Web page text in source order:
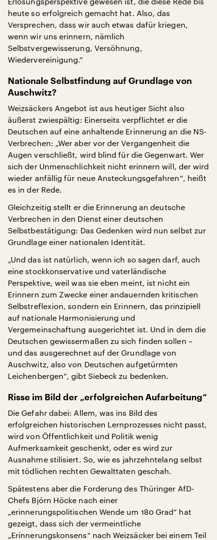
heute so erfolgreich gemacht hat. Also, das
Versprechen, dass wir auch etwas dafür kriegen,
wenn wir uns erinnern, nämlich
Selbstvergewisserung, Versöhnung,
Wiedervereinigung.“
Nationale Selbstfindung auf Grundlage von
Auschwitz?
Weizsäckers Angebot ist aus heutiger Sicht also
äußerst zwiespältig: Einerseits verpflichtet er die
Deutschen auf eine anhaltende Erinnerung an die NS-
Verbrechen: „Wer aber vor der Vergangenheit die
Augen verschließt, wird blind für die Gegenwart. Wer
sich der Unmenschlichkeit nicht erinnern will, der wird
wieder anfällig für neue Ansteckungsgefahren“, heißt
es in der Rede.
Gleichzeitig stellt er die Erinnerung an deutsche
Verbrechen in den Dienst einer deutschen
Selbstbestätigung: Das Gedenken wird nun selbst zur
Grundlage einer nationalen Identität.
„Und das ist natürlich, wenn ich so sagen darf, auch
eine stockkonservative und vaterländische
Perspektive, weil was sie eben meint, ist nicht ein
Erinnern zum Zwecke einer andauernden kritischen
Selbstreflexion, sondern ein Erinnern, das prinzipiell
auf nationale Harmonisierung und
Vergemeinschaftung ausgerichtet ist. Und in dem die
Deutschen gewissermaßen zu sich finden sollen –
und das ausgerechnet auf der Grundlage von
Auschwitz, also von Deutschen aufgetürmten
Leichenbergen“, gibt Siebeck zu bedenken.
Risse im Bild der „erfolgreichen Aufarbeitung“
Die Gefahr dabei: Allem, was ins Bild des
erfolgreichen historischen Lernprozesses nicht passt,
wird von Öffentlichkeit und Politik wenig
Aufmerksamkeit geschenkt, oder es wird zur
Ausnahme stilisiert. So, wie es jahrzehntelang selbst
mit tödlichen rechten Gewalttaten geschah.
Spätestens aber die Forderung des Thüringer AfD-
Chefs Björn Höcke nach einer
„erinnerungspolitischen Wende um 180 Grad“ hat
gezeigt, dass sich der vermeintliche
„Erinnerungskonsens“ nach Weizsäcker bei einem Teil